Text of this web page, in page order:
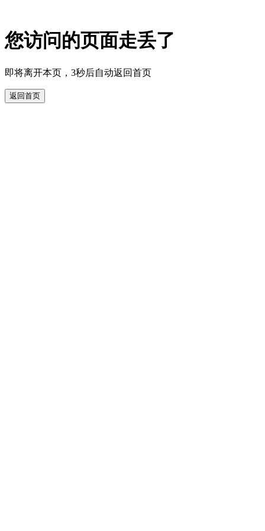
您访问的页面走丢了
即将离开本页，3秒后自动返回首页
返回首页